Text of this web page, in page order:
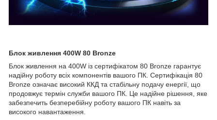
Блок живлення 400W 80 Bronze
Блок живлення на 400W із сертифікатом 80 Bronze гарантує
надійну роботу всіх компонентів вашого ПК. Сертифікація 80
Bronze означає високий ККД та стабільну подачу енергії, що
продовжує термін служби вашого ПК. Це надійне рішення, яке
забезпечить безперебійну роботу вашого ПК навіть за
високого навантаження.